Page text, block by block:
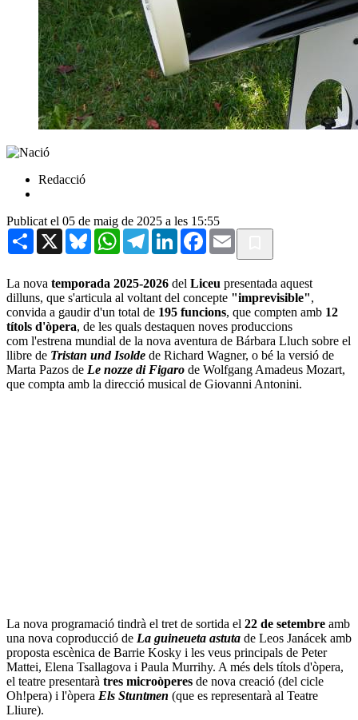
Redacció
Publicat el 05 de maig de 2025 a les 15:55
Share X BlueskyWhatsAppTelegramLinkedInFacebook
Email
La nova temporada 2025-2026 del Liceu presentada aquest
dilluns, que s'articula al voltant del concepte "imprevisible",
convida a gaudir d'un total de 195 funcions, que compten amb 12
títols d'òpera, de les quals destaquen noves produccions
com l'estrena mundial de la nova aventura de Bárbara Lluch sobre el
llibre de Tristan und Isolde de Richard Wagner, o bé la versió de
Marta Pazos de Le nozze di Figaro de Wolfgang Amadeus Mozart,
que compta amb la direcció musical de Giovanni Antonini.
La nova programació tindrà el tret de sortida el 22 de setembre amb
una nova coproducció de La guineueta astuta de Leos Janácek amb
proposta escènica de Barrie Kosky i les veus principals de Peter
Mattei, Elena Tsallagova i Paula Murrihy. A més dels títols d'òpera,
el teatre presentarà tres microòperes de nova creació (del cicle
Oh!pera) i l'òpera Els Stuntmen (que es representarà al Teatre
Lliure).